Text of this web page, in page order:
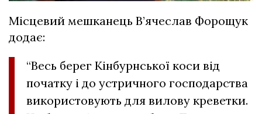
Місцевий мешканець В’ячеслав Форощук
додає:
“Весь берег Кінбурнської коси від
початку і до устричного господарства
використовують для вилову креветки.